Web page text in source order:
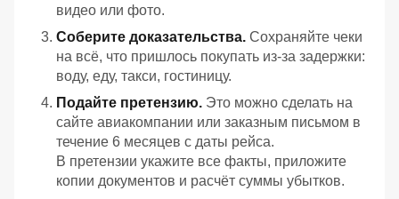
видео или фото.
Соберите доказательства. Сохраняйте чеки
на всё, что пришлось покупать из‑за задержки:
воду, еду, такси, гостиницу.
Подайте претензию. Это можно сделать на
сайте авиакомпании или заказным письмом в
течение 6 месяцев с даты рейса.
В претензии укажите все факты, приложите
копии документов и расчёт суммы убытков.